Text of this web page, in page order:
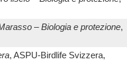
– Biologia e protezione,
, ASPU-Birdlife Svizzera,